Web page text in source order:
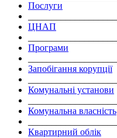
Послуги
ЦНАП
Програми
Запобігання корупції
Комунальні установи
Комунальна власність
Квартирний облік